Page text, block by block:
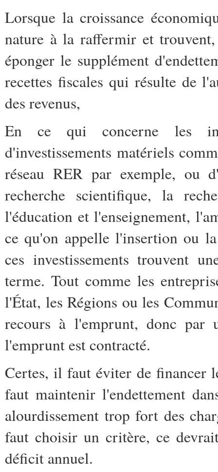
Lorsque la croissance
nature à la raffermir et
éponger le supplément
recettes fiscales qui résulte de
des revenus,
En ce qui concerne les
d'investissements matériels
réseau RER par exemple, ou
recherche scientifique, la
l'éducation et l'enseignement,
ce qu'on appelle l'insertion ou
ces investissements trouvent
terme. Tout comme les
l'État, les Régions ou les
recours à l'emprunt, donc par
l'emprunt est contracté.
Certes, il faut éviter de financer
faut maintenir l'endettement
alourdissement trop fort des
faut choisir un critère, ce
déficit annuel.